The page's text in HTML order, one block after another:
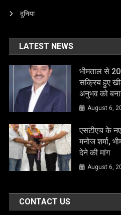
दुनिया
LATEST NEWS
भीमताल से
सक्रिय हुए
अनुभव को
August 6,
एसटीएच के नए
मनोज शर्मा,
देने की मांग
August 6,
CONTACT US